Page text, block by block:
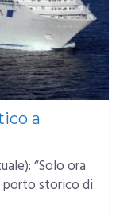
a
“Solo ora
porto storico di